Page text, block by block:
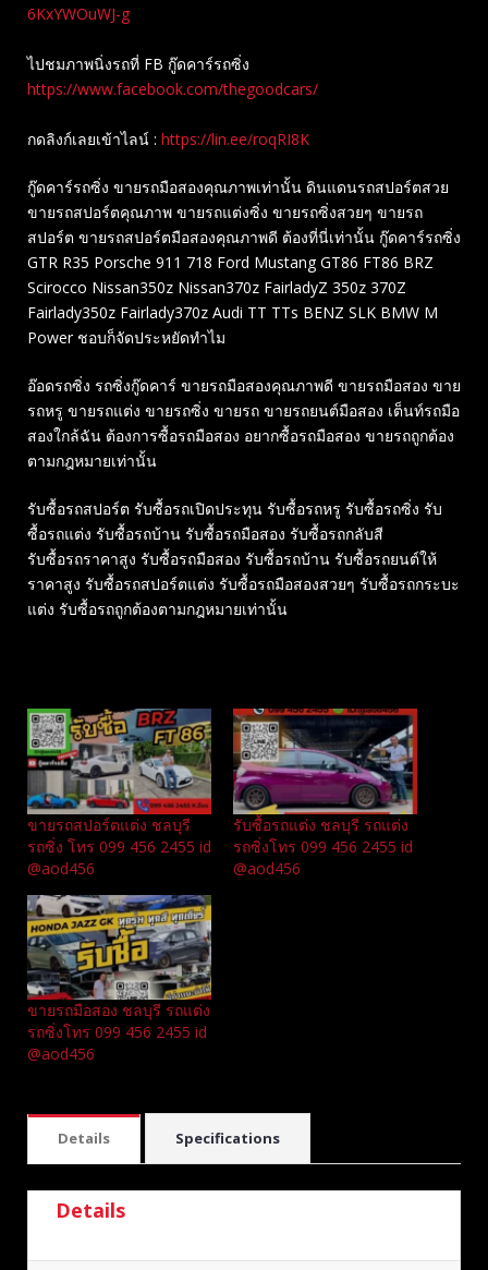
6KxYWOuWJ-g
ไปชมภาพนิ่งรถที่ FB กู๊ดคาร์รถซิ่ง
https://www.facebook.com/thegoodcars/
กดลิงก์เลยเข้าไลน์ : https://lin.ee/roqRI8K
กู๊ดคาร์รถซิ่ง ขายรถมือสองคุณภาพเท่านั้น ดินแดนรถสปอร์ตสวย
ขายรถสปอร์ตคุณภาพ ขายรถแต่งซิ่ง ขายรถซิ่งสวยๆ ขายรถ
สปอร์ต ขายรถสปอร์ตมือสองคุณภาพดี ต้องที่นี่เท่านั้น กู๊ดคาร์รถซิ่ง
GTR R35 Porsche 911 718 Ford Mustang GT86 FT86 BRZ
Scirocco Nissan350z Nissan370z FairladyZ 350z 370Z
Fairlady350z Fairlady370z Audi TT TTs BENZ SLK BMW M
Power ชอบก็จัดประหยัดทำไม
อ๊อดรถซิ่ง รถซิ่งกู๊ดคาร์ ขายรถมือสองคุณภาพดี ขายรถมือสอง ขาย
รถหรู ขายรถแต่ง ขายรถซิ่ง ขายรถ ขายรถยนต์มือสอง เต็นท์รถมือ
สองใกล้ฉัน ต้องการซื้อรถมือสอง อยากซื้อรถมือสอง ขายรถถูกต้อง
ตามกฎหมายเท่านั้น
รับซื้อรถสปอร์ต รับซื้อรถเปิดประทุน รับซื้อรถหรู รับซื้อรถซิ่ง รับ
ซื้อรถแต่ง รับซื้อรถบ้าน รับซื้อรถมือสอง รับซื้อรถกลับสี
รับซื้อรถราคาสูง รับซื้อรถมือสอง รับซื้อรถบ้าน รับซื้อรถยนต์ให้
ราคาสูง รับซื้อรถสปอร์ตแต่ง รับซื้อรถมือสองสวยๆ รับซื้อรถกระบะ
แต่ง รับซื้อรถถูกต้องตามกฎหมายเท่านั้น
ขายรถสปอร์ตแต่ง ชลบุรี
รถซิ่ง โทร 099 456 2455 id
@aod456
รับซื้อรถแต่ง ชลบุรี รถแต่ง
รถซิ่งโทร 099 456 2455 id
@aod456
ขายรถมือสอง ชลบุรี รถแต่ง
รถซิ่งโทร 099 456 2455 id
@aod456
Details Specifications
Details